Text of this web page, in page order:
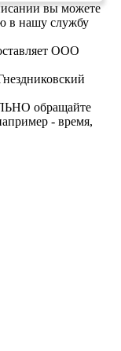
вы можете
в нашу службу
ООО
обращайте
- время,